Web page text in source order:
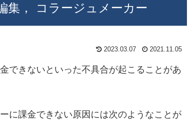
集， コラージュメーカー
2023.03.07 2021.11.05
できないといった不具合が起こることがあ
に課金できない原因には次のようなことが